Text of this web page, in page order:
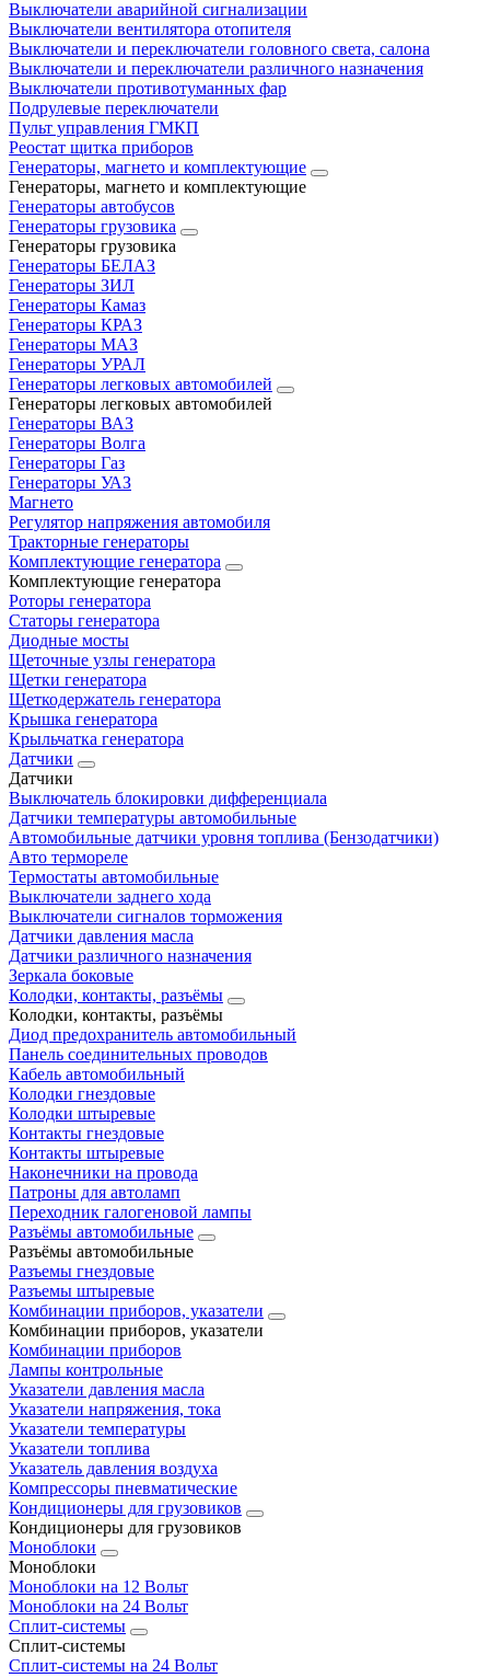
Выключатели аварийной сигнализации
Выключатели вентилятора отопителя
Выключатели и переключатели головного света, салона
Выключатели и переключатели различного назначения
Выключатели противотуманных фар
Подрулевые переключатели
Пульт управления ГМКП
Реостат щитка приборов
Генераторы, магнето и комплектующие
Генераторы, магнето и комплектующие
Генераторы автобусов
Генераторы грузовика
Генераторы грузовика
Генераторы БЕЛАЗ
Генераторы ЗИЛ
Генераторы Камаз
Генераторы КРАЗ
Генераторы МАЗ
Генераторы УРАЛ
Генераторы легковых автомобилей
Генераторы легковых автомобилей
Генераторы ВАЗ
Генераторы Волга
Генераторы Газ
Генераторы УАЗ
Магнето
Регулятор напряжения автомобиля
Тракторные генераторы
Комплектующие генератора
Комплектующие генератора
Роторы генератора
Статоры генератора
Диодные мосты
Щеточные узлы генератора
Щетки генератора
Щеткодержатель генератора
Крышка генератора
Крыльчатка генератора
Датчики
Датчики
Выключатель блокировки дифференциала
Датчики температуры автомобильные
Автомобильные датчики уровня топлива (Бензодатчики)
Авто термореле
Термостаты автомобильные
Выключатели заднего хода
Выключатели сигналов торможения
Датчики давления масла
Датчики различного назначения
Зеркала боковые
Колодки, контакты, разъёмы
Колодки, контакты, разъёмы
Диод предохранитель автомобильный
Панель соединительных проводов
Кабель автомобильный
Колодки гнездовые
Колодки штыревые
Контакты гнездовые
Контакты штыревые
Наконечники на провода
Патроны для автоламп
Переходник галогеновой лампы
Разъёмы автомобильные
Разъёмы автомобильные
Разъемы гнездовые
Разъемы штыревые
Комбинации приборов, указатели
Комбинации приборов, указатели
Комбинации приборов
Лампы контрольные
Указатели давления масла
Указатели напряжения, тока
Указатели температуры
Указатели топлива
Указатель давления воздуха
Компрессоры пневматические
Кондиционеры для грузовиков
Кондиционеры для грузовиков
Моноблоки
Моноблоки
Моноблоки на 12 Вольт
Моноблоки на 24 Вольт
Сплит-системы
Сплит-системы
Сплит‑системы на 24 Вольт